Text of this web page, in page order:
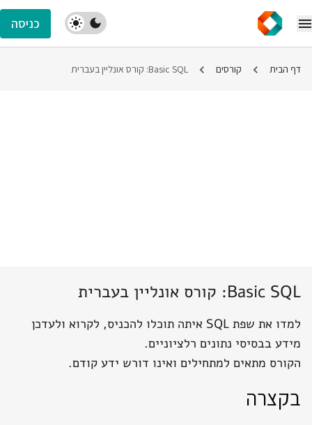
כניסה
דף הבית קורסים Basic SQL: קורס אונליין בעברית
Basic SQL: קורס אונליין בעברית
למדו את שפת SQL איתה תוכלו להכניס, לקרוא ולעדכן
מידע בבסיסי נתונים רלציוניים.
הקורס מתאים למתחילים ואינו דורש ידע קודם.
בקצרה